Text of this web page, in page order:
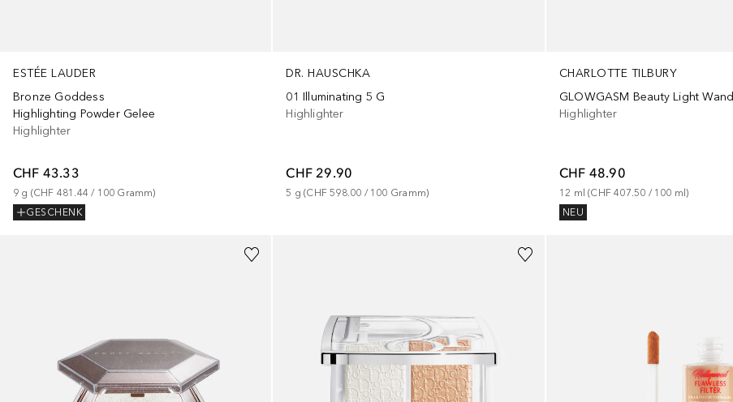
ESTÉE LAUDER
Bronze Goddess
Highlighting Powder Gelee
Highlighter
CHF 43.33
9 g (CHF 481.44 / 100 Gramm)
GESCHENK
DR. HAUSCHKA
01 Illuminating 5 G
Highlighter
CHF 29.90
5 g (CHF 598.00 / 100 Gramm)
CHARLOTTE TILBURY
GLOWGASM Beauty Light Wand
Highlighter
CHF 48.90
12 ml (CHF 407.50 / 100 ml)
NEU
+2 +